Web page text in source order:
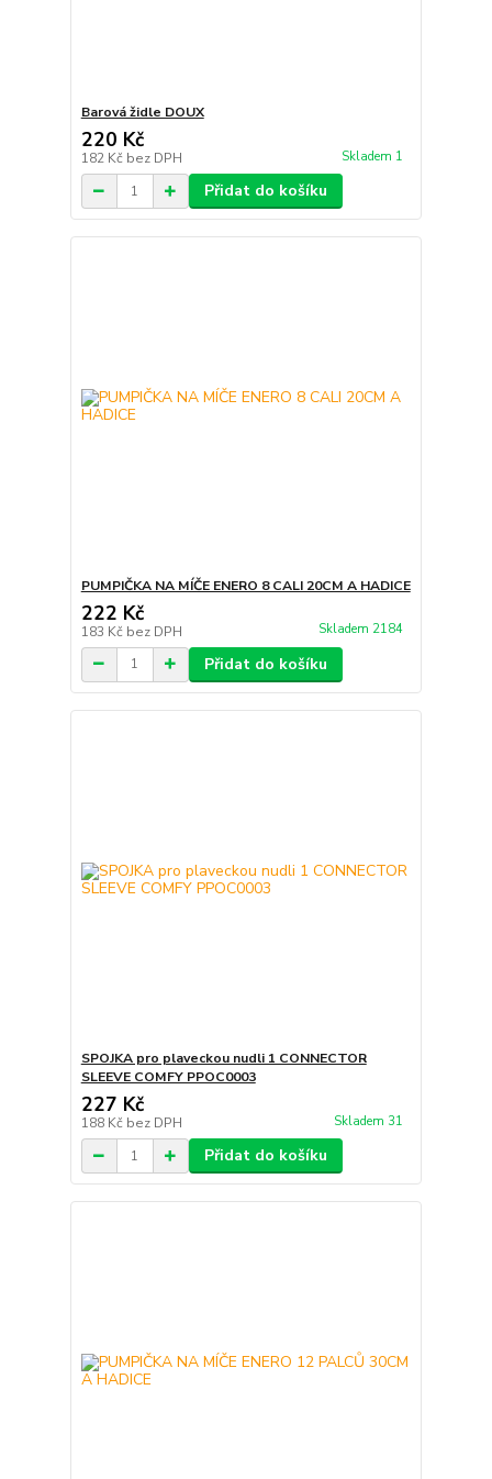
Barová židle DOUX
220 Kč
182 Kč bez DPH Skladem 1
Přidat do košíku
PUMPIČKA NA MÍČE ENERO 8 CALI 20CM A HADICE
222 Kč
183 Kč bez DPH Skladem 2184
Přidat do košíku
SPOJKA pro plaveckou nudli 1 CONNECTOR
SLEEVE COMFY PPOC0003
227 Kč
188 Kč bez DPH Skladem 31
Přidat do košíku